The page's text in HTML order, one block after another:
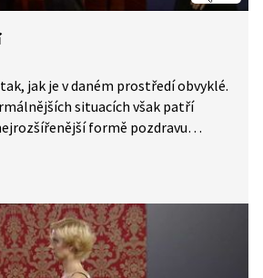
jak je v daném prostředí obvyklé.
situacích však patří
formě pozdravu
nevhodné. Pro úplnost se
obvyklé formy pozdravu: políbení
a smeknutí klobouku.